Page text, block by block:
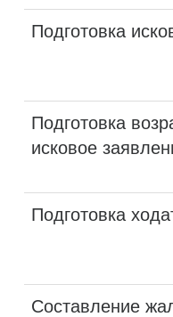
Подготовка
Подготовка
исковое
Подготовка
Составление